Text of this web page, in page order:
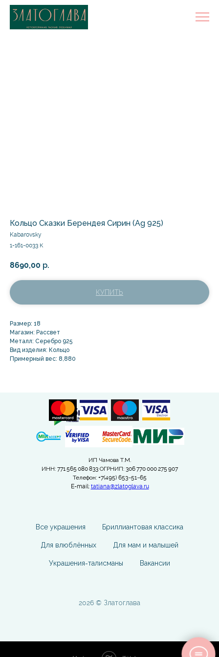
Кольцо Сказки Берендея Сирин (Ag 925)
Kabarovsky
1-161-0033 К
8690,00 р.
КУПИТЬ
Размер: 18
Магазин: Рассвет
Металл: Серебро 925
Вид изделия: Кольцо
Примерный вес: 8,880
ИП Чамова Т.М.
ИНН: 771 565 080 833 ОГРНИП: 306 770 000 275 907
Телефон: +7(495) 653−51−65
E-mail: tatiana@zlatoglava.ru
Все украшения Бриллиантовая классика
Для влюблённых Для мам и малышей
Украшения-талисманы Вакансии
2026 © Златоглава